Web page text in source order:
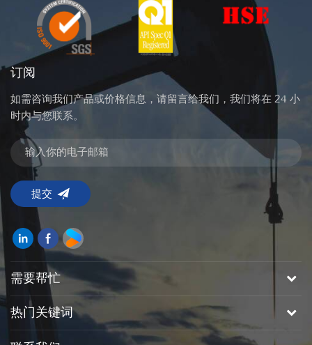
订阅
如需咨询我们产品或价格信息，请留言给我们，我们将在 24 小
时内与您联系。
需要帮忙
热门关键词